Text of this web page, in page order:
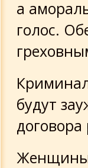
а
голос.
будут
Женщины,